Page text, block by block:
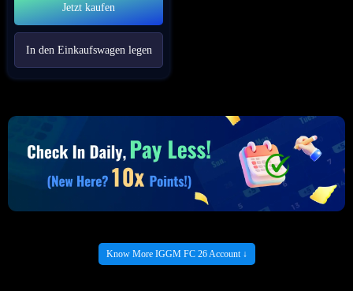
Jetzt kaufen
In den Einkaufswagen legen
Know More IGGM FC 26 Account ↓